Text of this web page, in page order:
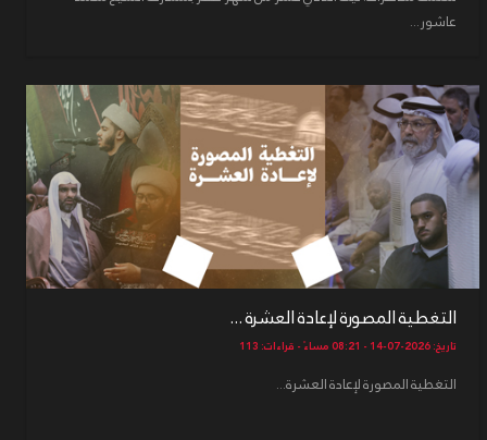
عاشور...
التغطية المصورة لإعادة العشرة ...
تاريخ: 2026-07-14 - 08:21 مساءً - قراءات: 113
التغطية المصورة لإعادة العشرة...